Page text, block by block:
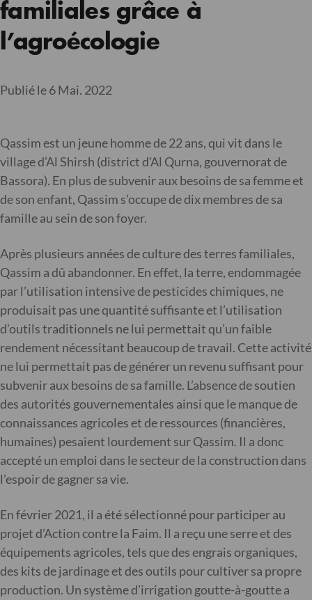
familiales grâce à
l’agroécologie
Publié le 6 Mai. 2022
Qassim est un jeune homme de 22 ans, qui vit dans le
village d’Al Shirsh (district d’Al Qurna, gouvernorat de
Bassora). En plus de subvenir aux besoins de sa femme et
de son enfant, Qassim s’occupe de dix membres de sa
famille au sein de son foyer.
Après plusieurs années de culture des terres familiales,
Qassim a dû abandonner. En effet, la terre, endommagée
par l’utilisation intensive de pesticides chimiques, ne
produisait pas une quantité suffisante et l’utilisation
d’outils traditionnels ne lui permettait qu’un faible
rendement nécessitant beaucoup de travail. Cette activité
ne lui permettait pas de générer un revenu suffisant pour
subvenir aux besoins de sa famille. L’absence de soutien
des autorités gouvernementales ainsi que le manque de
connaissances agricoles et de ressources (financières,
humaines) pesaient lourdement sur Qassim. Il a donc
accepté un emploi dans le secteur de la construction dans
l’espoir de gagner sa vie.
En février 2021, il a été sélectionné pour participer au
projet d’Action contre la Faim. Il a reçu une serre et des
équipements agricoles, tels que des engrais organiques,
des kits de jardinage et des outils pour cultiver sa propre
production. Un système d’irrigation goutte-à-goutte a